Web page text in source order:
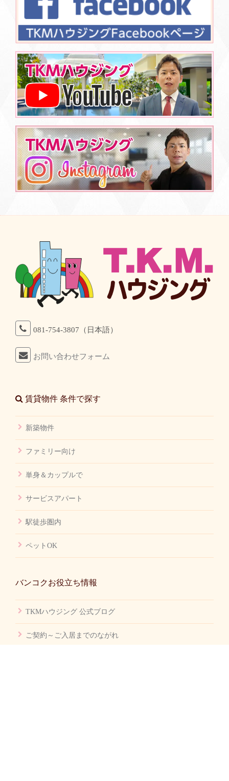
081-754-3807（日本語）
お問い合わせフォーム
賃貸物件 条件で探す
新築物件
ファミリー向け
単身＆カップルで
サービスアパート
駅徒歩圏内
ペットOK
バンコクお役立ち情報
TKMハウジング 公式ブログ
ご契約～ご入居までのながれ